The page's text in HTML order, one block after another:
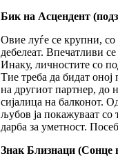
Бик на Асцендент
Овие луѓе се крупни, со
дебелеат. Впечатливи
Инаку, личностите со
Тие треба да бидат
на другиот партнер, до
сијалица на балконот.
љубов ја покажуваат со
дарба за уметност.
Знак Близнаци (Сонце